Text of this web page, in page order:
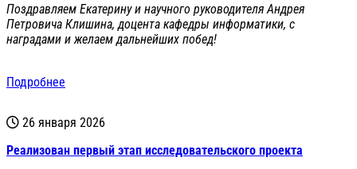
Поздравляем Екатерину и научного руководителя Андрея
Петровича Клишина, доцента кафедры информатики, с
наградами и желаем дальнейших побед!
Подробнее
26 января 2026
Реализован первый этап исследовательского проекта